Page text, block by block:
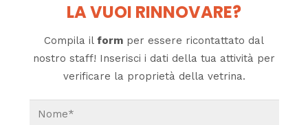
LA VUOI RINNOVARE?
Compila il form per essere ricontattato dal
nostro staff! Inserisci i dati della tua attività per
verificare la proprietà della vetrina.